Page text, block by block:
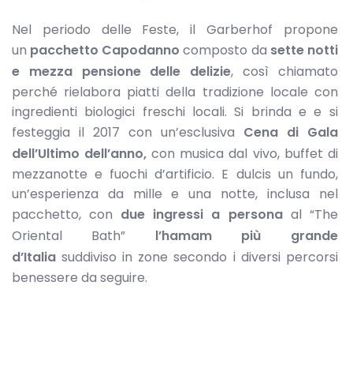
Nel periodo delle Feste, il Garberhof propone
un pacchetto Capodanno composto da sette notti
e mezza pensione delle delizie, così chiamato
perché rielabora piatti della tradizione locale con
ingredienti biologici freschi locali. Si brinda e e si
festeggia il 2017 con un’esclusiva Cena di Gala
dell’Ultimo dell’anno,con musica dal vivo, buffet di
mezzanotte e fuochi d’artificio. E dulcis un fundo,
un’esperienza da mille e una notte, inclusa nel
pacchetto, con due ingressi a persona al “The
Oriental Bath” l’hamam più grande
d’Italiasuddiviso in zone secondo i diversi percorsi
benessere da seguire.